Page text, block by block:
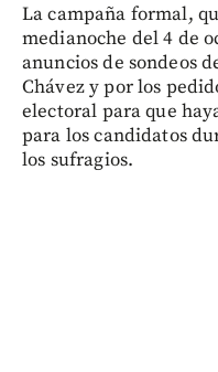
La campaña formal,
medianoche del 4 de
anuncios de sondeos
Chávez y por los
electoral para que
para los candidatos
los sufragios.